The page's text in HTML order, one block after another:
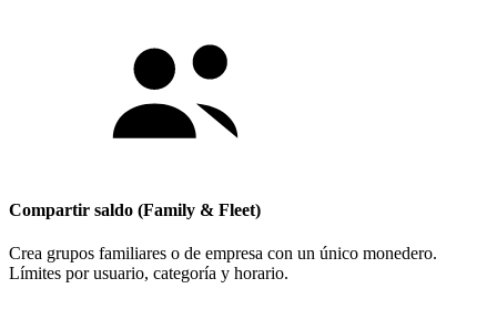
Compartir saldo (Family & Fleet)
Crea grupos familiares o de empresa con un único monedero.
Límites por usuario, categoría y horario.